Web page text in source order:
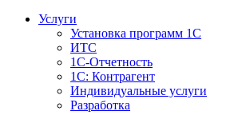
Услуги
Установка программ 1С
ИТС
1С-Отчетность
1С: Контрагент
Индивидуальные услуги
Разработка